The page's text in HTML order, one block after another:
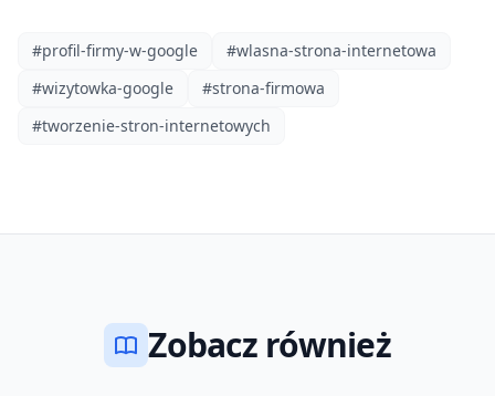
#profil-firmy-w-google
#wlasna-strona-internetowa
#wizytowka-google
#strona-firmowa
#tworzenie-stron-internetowych
Zobacz również